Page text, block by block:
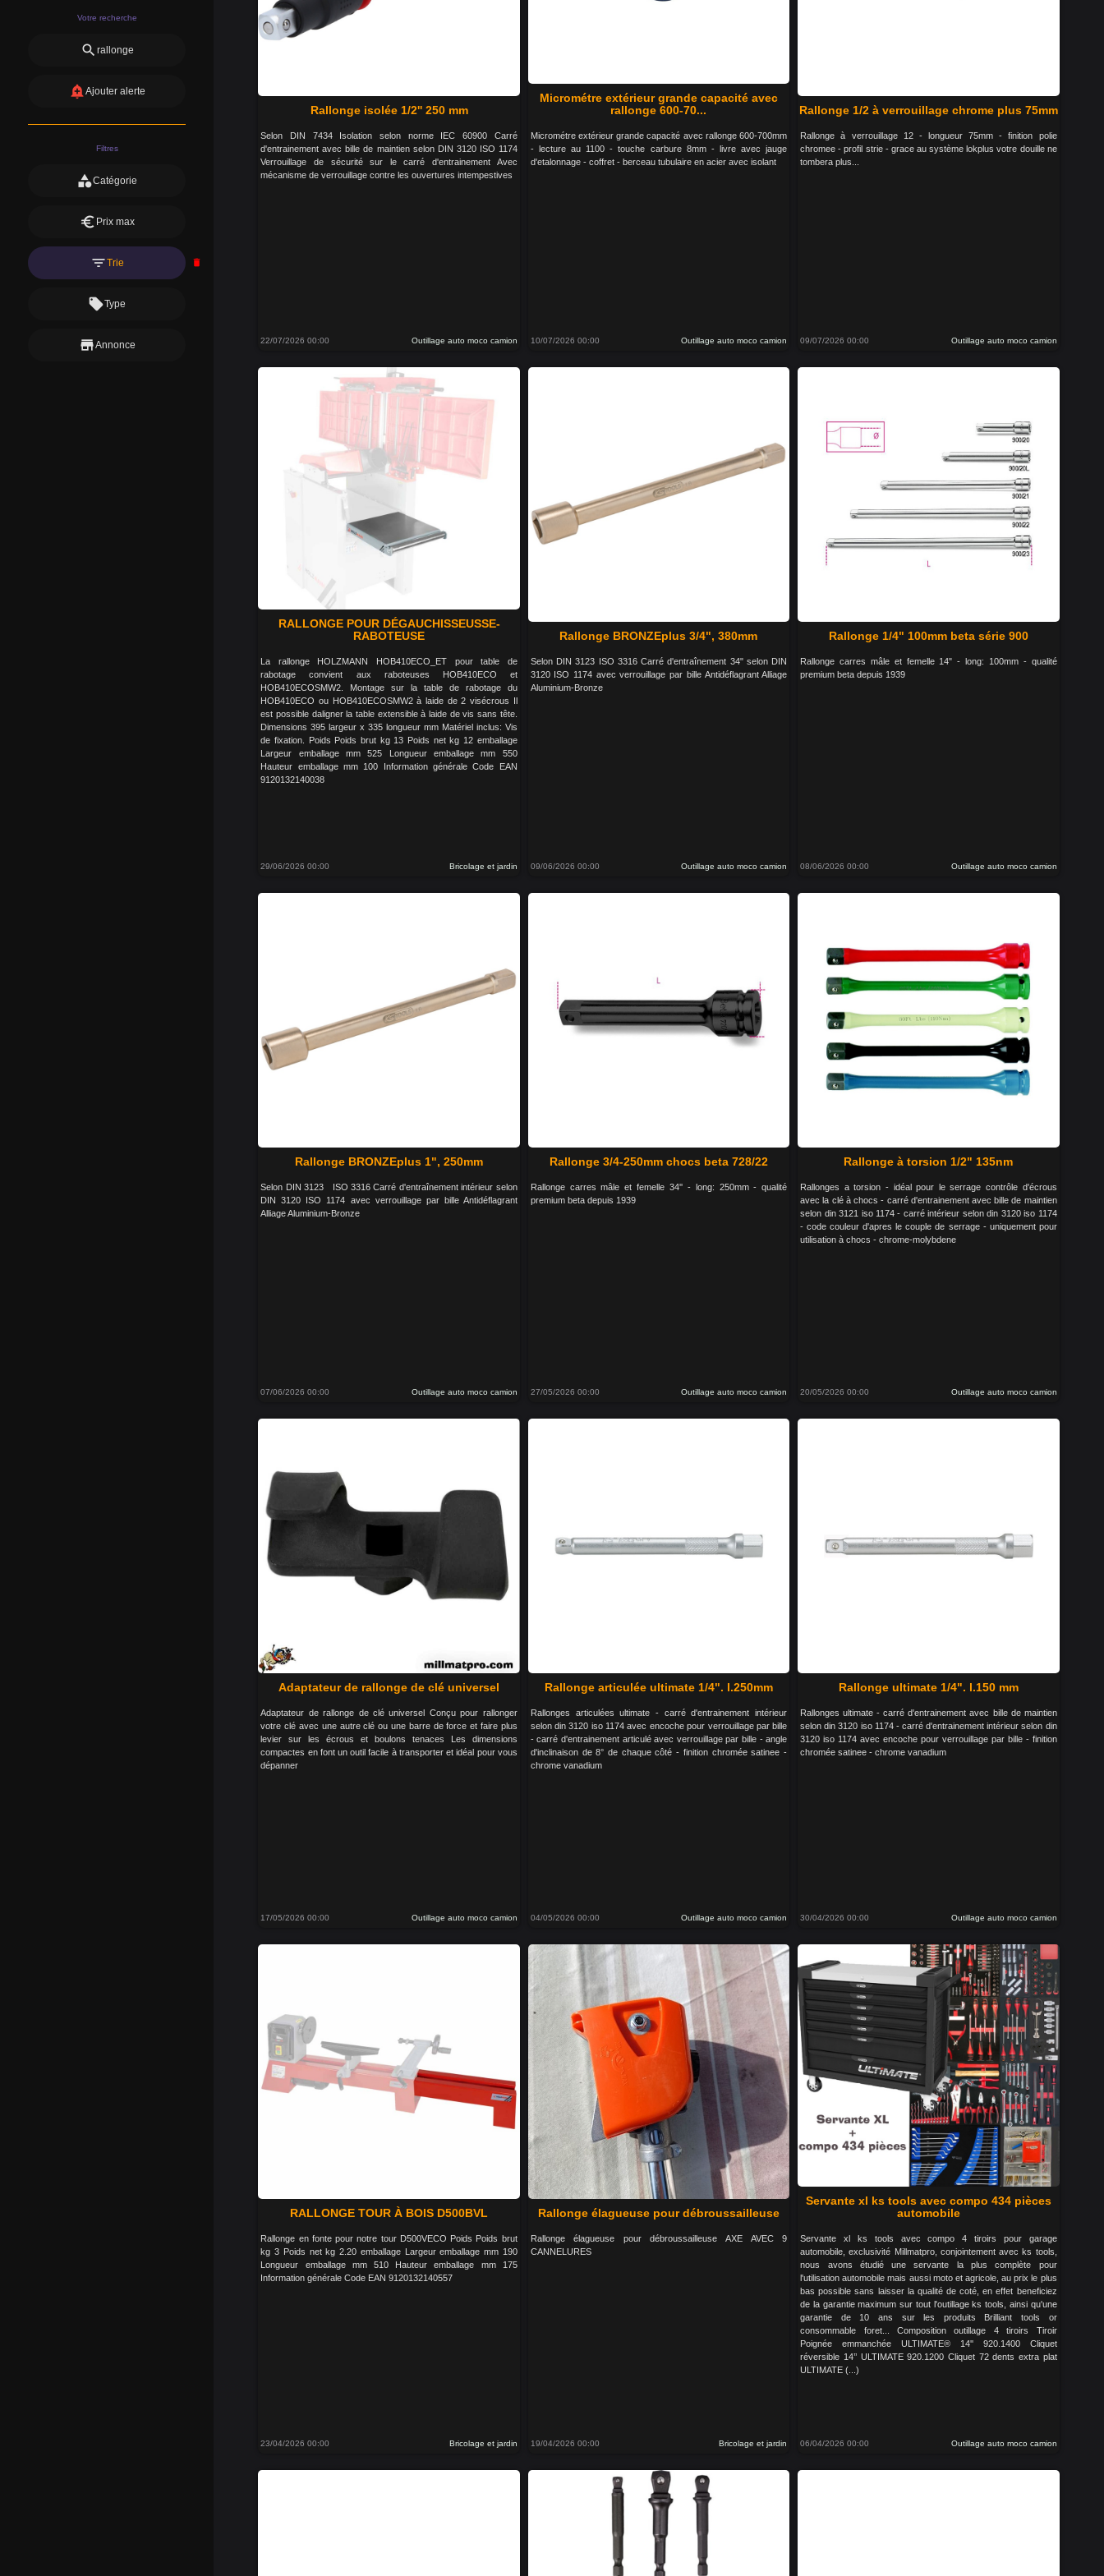
Votre recherche
search rallonge
add_alertAjouter alerte
Filtres
categoryCatégorie
euro Prix max
filter_listTrie delete
local_offerType
storeAnnonce
Rallonge isolée 1/2'' 250 mm
Selon DIN 7434 Isolation selon norme IEC 60900 Carré
d'entrainement avec bille de maintien selon DIN 3120 ISO 1174
Verrouillage de sécurité sur le carré d'entrainement Avec
mécanisme de verrouillage contre les ouvertures intempestives
22/07/2026 00:00 Outillage auto moco camion
Micrométre extérieur grande capacité avec
rallonge 600-70...
Micrométre extérieur grande capacité avec rallonge 600-700mm
- lecture au 1100 - touche carbure 8mm - livre avec jauge
d'etalonnage - coffret - berceau tubulaire en acier avec isolant
10/07/2026 00:00 Outillage auto moco camion
Rallonge 1/2 à verrouillage chrome plus 75mm
Rallonge à verrouillage 12 - longueur 75mm - finition polie
chromee - profil strie - grace au système lokplus votre douille ne
tombera plus...
09/07/2026 00:00 Outillage auto moco camion
RALLONGE POUR DÉGAUCHISSEUSSE-
RABOTEUSE
La rallonge HOLZMANN HOB410ECO_ET pour table de
rabotage convient aux raboteuses HOB410ECO et
HOB410ECOSMW2. Montage sur la table de rabotage du
HOB410ECO ou HOB410ECOSMW2 à laide de 2 visécrous Il
est possible daligner la table extensible à laide de vis sans tête.
Dimensions 395 largeur x 335 longueur mm Matériel inclus: Vis
de fixation. Poids Poids brut kg 13 Poids net kg 12 emballage
Largeur emballage mm 525 Longueur emballage mm 550
Hauteur emballage mm 100 Information générale Code EAN
9120132140038
29/06/2026 00:00 Bricolage et jardin
Rallonge BRONZEplus 3/4", 380mm
Selon DIN 3123 ISO 3316 Carré d'entraînement 34" selon DIN
3120 ISO 1174 avec verrouillage par bille Antidéflagrant Alliage
Aluminium-Bronze
09/06/2026 00:00 Outillage auto moco camion
Rallonge 1/4" 100mm beta série 900
Rallonge carres mâle et femelle 14" - long: 100mm - qualité
premium beta depuis 1939
08/06/2026 00:00 Outillage auto moco camion
Rallonge BRONZEplus 1", 250mm
Selon DIN 3123 ISO 3316 Carré d'entraînement intérieur selon
DIN 3120 ISO 1174 avec verrouillage par bille Antidéflagrant
Alliage Aluminium-Bronze
07/06/2026 00:00 Outillage auto moco camion
Rallonge 3/4-250mm chocs beta 728/22
Rallonge carres mâle et femelle 34'' - long: 250mm - qualité
premium beta depuis 1939
27/05/2026 00:00 Outillage auto moco camion
Rallonge à torsion 1/2" 135nm
Rallonges a torsion - idéal pour le serrage contrôle d'écrous
avec la clé à chocs - carré d'entrainement avec bille de maintien
selon din 3121 iso 1174 - carré intérieur selon din 3120 iso 1174
- code couleur d'apres le couple de serrage - uniquement pour
utilisation à chocs - chrome-molybdene
20/05/2026 00:00 Outillage auto moco camion
Adaptateur de rallonge de clé universel
Adaptateur de rallonge de clé universel Conçu pour rallonger
votre clé avec une autre clé ou une barre de force et faire plus
levier sur les écrous et boulons tenaces Les dimensions
compactes en font un outil facile à transporter et idéal pour vous
dépanner
17/05/2026 00:00 Outillage auto moco camion
Rallonge articulée ultimate 1/4". l.250mm
Rallonges articulées ultimate - carré d'entrainement intérieur
selon din 3120 iso 1174 avec encoche pour verrouillage par bille
- carré d'entrainement articulé avec verrouillage par bille - angle
d'inclinaison de 8° de chaque côté - finition chromée satinee -
chrome vanadium
04/05/2026 00:00 Outillage auto moco camion
Rallonge ultimate 1/4". l.150 mm
Rallonges ultimate - carré d'entrainement avec bille de maintien
selon din 3120 iso 1174 - carré d'entrainement intérieur selon din
3120 iso 1174 avec encoche pour verrouillage par bille - finition
chromée satinee - chrome vanadium
30/04/2026 00:00 Outillage auto moco camion
RALLONGE TOUR À BOIS D500BVL
Rallonge en fonte pour notre tour D500VECO Poids Poids brut
kg 3 Poids net kg 2.20 emballage Largeur emballage mm 190
Longueur emballage mm 510 Hauteur emballage mm 175
Information générale Code EAN 9120132140557
23/04/2026 00:00 Bricolage et jardin
Rallonge élagueuse pour débroussailleuse
Rallonge élagueuse pour débroussailleuse AXE AVEC 9
CANNELURES
19/04/2026 00:00 Bricolage et jardin
Servante xl ks tools avec compo 434 pièces
automobile
Servante xl ks tools avec compo 4 tiroirs pour garage
automobile, exclusivité Millmatpro, conjointement avec ks tools,
nous avons étudié une servante la plus complète pour
l'utilisation automobile mais aussi moto et agricole, au prix le plus
bas possible sans laisser la qualité de coté, en effet beneficiez
de la garantie maximum sur tout l'outillage ks tools, ainsi qu'une
garantie de 10 ans sur les produits Brilliant tools or
consommable foret... Composition outillage 4 tiroirs Tiroir
Poignée emmanchée ULTIMATE® 14'' 920.1400 Cliquet
réversible 14’’ ULTIMATE 920.1200 Cliquet 72 dents extra plat
ULTIMATE (...)
06/04/2026 00:00 Outillage auto moco camion